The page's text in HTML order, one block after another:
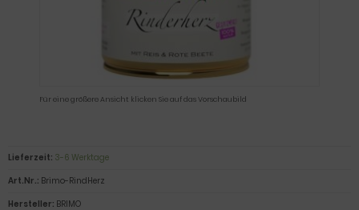
Für eine größere Ansicht klicken Sie auf das Vorschaubild
Lieferzeit: 3-6 Werktage
Art.Nr.: Brimo-RindHerz
Hersteller: BRIMO